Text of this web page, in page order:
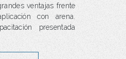
ventajas frente
con arena.
presentada